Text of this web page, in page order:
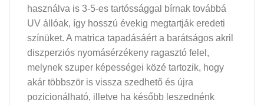
használva is 3-5-es tartóssággal bírnak továbbá
UV állóak, így hosszú évekig megtartják eredeti
színüket. A matrica tapadásáért a barátságos akril
diszperziós nyomásérzékeny ragasztó felel,
melynek szuper képességei közé tartozik, hogy
akár többször is vissza szedhető és újra
pozicionálható, illetve ha később leszednénk